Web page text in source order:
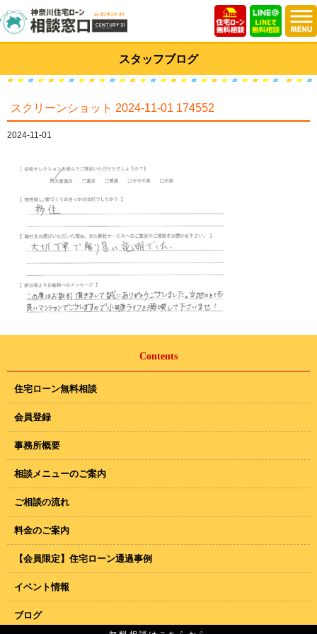
スタッフブログ
スクリーンショット 2024-11-01 174552
2024-11-01
Contents
住宅ローン無料相談
会員登録
事務所概要
相談メニューのご案内
ご相談の流れ
料金のご案内
【会員限定】住宅ローン通過事例
イベント情報
ブログ